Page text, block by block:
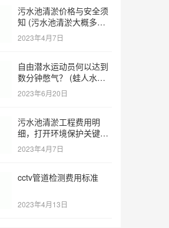
污水池清淤价格与安全须
知 (污水池清淤大概多少
一方)
2023年4月7日
自由潜水运动员何以达到
数分钟憋气？ (蛙人水下
憋气最长多久)
2023年6月20日
污水池清淤工程费用明
细，打开环境保护关键之
门 (污水池清淤工程报价
明细)
2023年4月7日
cctv管道检测费用标准
2023年4月13日